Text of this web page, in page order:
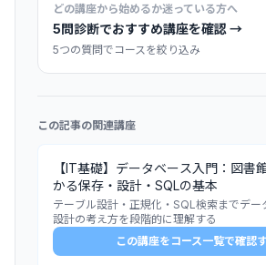
どの講座から始めるか迷っている方へ
5問診断でおすすめ講座を確認 →
5つの質問でコースを絞り込み
この記事の関連講座
【IT基礎】データベース入門：図書
かる保存・設計・SQLの基本
テーブル設計・正規化・SQL検索までデー
設計の考え方を段階的に理解する
この講座をコース一覧で確認